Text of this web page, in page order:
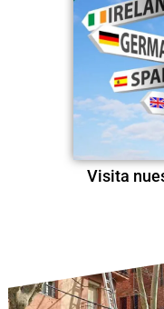
Visita